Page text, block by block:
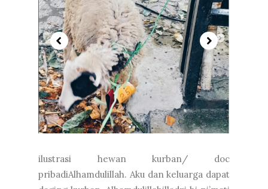
ilustrasi hewan kurban/ doc
pribadiAlhamdulillah. Aku dan keluarga dapat